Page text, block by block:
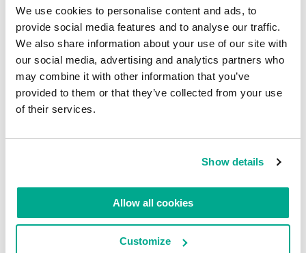
We use cookies to personalise content and ads, to
provide social media features and to analyse our traffic.
We also share information about your use of our site with
our social media, advertising and analytics partners who
may combine it with other information that you’ve
provided to them or that they’ve collected from your use
of their services.
Show details
Allow all cookies
Customize
aziende (che siano aziende private o governative,
obiettivo principale degli attacchi mirati. Tuttavia,
non tutte le aziende hanno l’opportunità o l’abilità
di svolgere operazioni di cyber paleontologia in
proprio, perché gli esperti che se ne occupano non
sono così tanti (si tratta di una specializzazione di
nicchia) e ovviamente assumerli implica un costo
(nomi di un certo rilievo e dall’incredibile
esperienza). Per questo, grazie alla nostra forza in
questo settore e per rispondere alla grande
necessità sperimentata dalle aziende nostre
clienti, seguendo la legge della domanda e